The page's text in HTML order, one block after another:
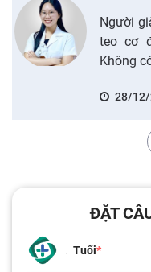
Người
teo cơ
Không
28/12/
ĐẶT
Tuổi